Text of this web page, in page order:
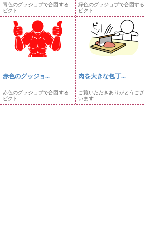
青色のグッジョブで合図する
ピクト...
緑色のグッジョブで合図する
ピクト...
赤色のグッジョ...
赤色のグッジョブで合図する
ピクト...
肉を大きな包丁...
ご覧いただきありがとうござ
います...